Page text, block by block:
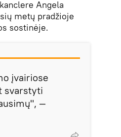
Angela
metų pradžioje
sostinėje.
įvairiose
svarstyti
—